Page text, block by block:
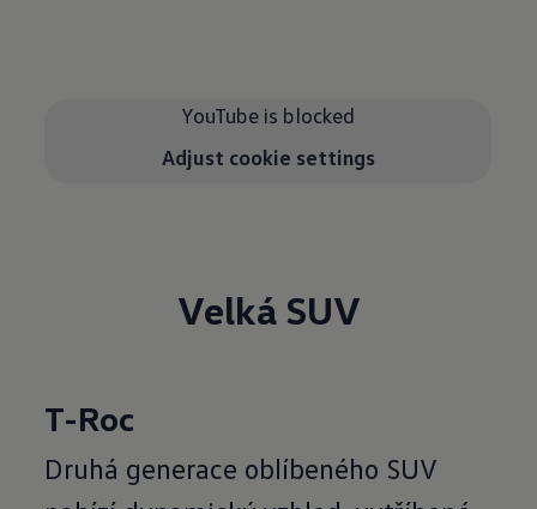
YouTube is blocked
Adjust cookie settings
Velká SUV
T-Roc
Druhá generace oblíbeného SUV